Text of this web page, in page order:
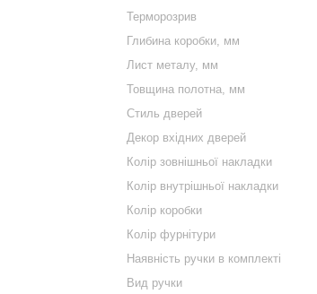
Терморозрив
Глибина коробки, мм
Лист металу, мм
Товщина полотна, мм
Стиль дверей
Декор вхідних дверей
Колір зовнішньої накладки
Колір внутрішньої накладки
Колір коробки
Колір фурнітури
Наявність ручки в комплекті
Вид ручки